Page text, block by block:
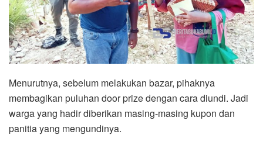
Menurutnya, sebelum melakukan bazar, pihaknya
membagikan puluhan door prize dengan cara diundi. Jadi
warga yang hadir diberikan masing-masing kupon dan
panitia yang mengundinya.